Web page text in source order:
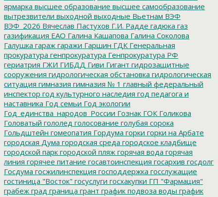
ярмарка высшее образование высшее самообразование
вытрезвители выходной выходные Вьетнам ВЭФ
ВЭФ_2026 Вячеслав Пастухов Г.И. Радде гадюка газ
газификация ЕАО Галина Кашапова Галина Соколова
Галушка гараж гаражи Гаршин ГДК Генеральная
прокуратура генпрокуратура Генпрокуратура РФ
гериатрия ГЖИ ГИБДД Гиви Гигант гидрозащитные
сооружения гидрологическая обстановка гидрологическая
ситуация гимназия гимназия № 1 главный федеральный
инспектор год культурного наследия год педагога и
наставника Год семьи Год экологии
Год_единства_народов_России Гознак ГОК Голикова
Головатый гололед голосование голубая сорока
Гольдштейн гомеопатия Гордума горки горки на Арбате
городская Дума городская среда городское кладбище
городской парк городской пляж горячая вода горячая
линия горячее питание госавтоинспекция госархив госдолг
Госдума госжилинспекция господдержка госслужащие
гостиница "Восток" госуслуги госхакупки ГП "Фармация"
грабеж град граница грант график подвоза воды график